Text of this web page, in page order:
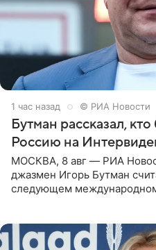
1 час назад © РИА Новости
Бутман рассказал,
Россию на
МОСКВА, 8 авг — РИА
джазмен Игорь Бутман
следующем